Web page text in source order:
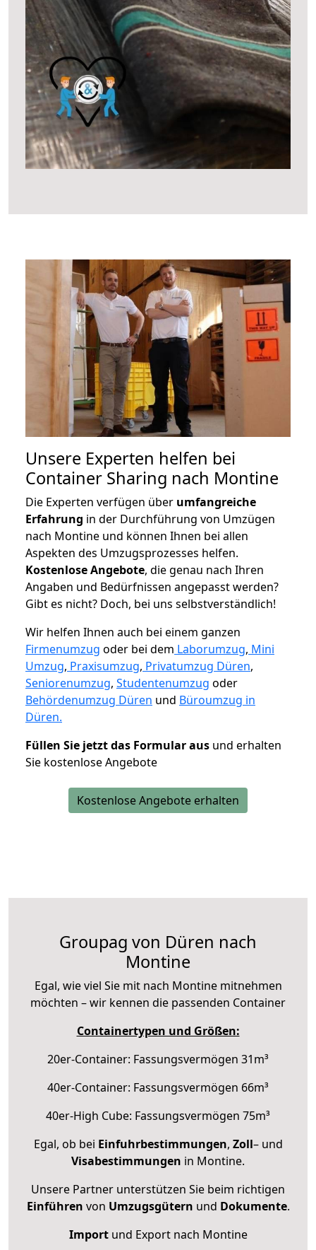
Unsere Experten helfen bei
Container Sharing nach Montine
Die Experten verfügen über umfangreiche
Erfahrung in der Durchführung von Umzügen
nach Montine und können Ihnen bei allen
Aspekten des Umzugsprozesses helfen.
Kostenlose Angebote, die genau nach Ihren
Angaben und Bedürfnissen angepasst werden?
Gibt es nicht? Doch, bei uns selbstverständlich!
Wir helfen Ihnen auch bei einem ganzen
Firmenumzug oder bei dem Laborumzug, Mini
Umzug, Praxisumzug, Privatumzug Düren,
Seniorenumzug, Studentenumzug oder
Behördenumzug Düren und Büroumzug in
Düren.
Füllen Sie jetzt das Formular aus und erhalten
Sie kostenlose Angebote
Kostenlose Angebote erhalten
Groupag von Düren nach
Montine
Egal, wie viel Sie mit nach Montine mitnehmen
möchten – wir kennen die passenden Container
Containertypen und Größen:
20er-Container: Fassungsvermögen 31m³
40er-Container: Fassungsvermögen 66m³
40er-High Cube: Fassungsvermögen 75m³
Egal, ob bei Einfuhrbestimmungen, Zoll– und
Visabestimmungen in Montine.
Unsere Partner unterstützen Sie beim richtigen
Einführen von Umzugsgütern und Dokumente.
Importund Export nach Montine